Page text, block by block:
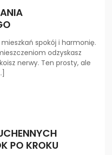
spokój i harmonię.
odzyskasz
nerwy. Ten prosty, ale
PO KROKU